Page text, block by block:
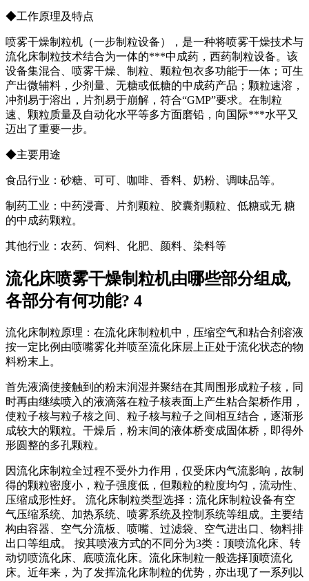
◆工作原理及特点
喷雾干燥制粒机（一步制粒设备），是一种将喷雾干燥技术与
流化床制粒技术结合为一体的***中成药，西药制粒设备。该
设备集混合、喷雾干燥、制粒、颗粒包衣多功能于一体；可生
产出微辅料，少剂量、无糖或低糖的中成药产品；颗粒速溶，
冲剂易于溶出，片剂易于崩解，符合“GMP”要求。在制粒
速、颗粒质量及自动化水平等多方面磨铅，向国际***水平又
迈出了重要一步。
◆主要用途
食品行业：砂糖、可可、咖啡、香料、奶粉、调味品等。
制药工业：中药浸膏、片剂颗粒、胶囊剂颗粒、低糖或无 糖
的中成药颗粒。
其他行业：农药、饲料、化肥、颜料、染料等
流化床喷雾干燥制粒机由哪些部分组成,
各部分有何功能? 4
流化床制粒原理：在流化床制粒机中，压缩空气和粘合剂溶液
按一定比例由喷嘴雾化并喷至流化床层上正处于流化状态的物
料粉末上。
首先液滴使接触到的粉末润湿并聚结在其周围形成粒子核，同
时再由继续喷入的液滴落在粒子核表面上产生粘合架桥作用，
使粒子核与粒子核之间、粒子核与粒子之间相互结合，逐渐形
成较大的颗粒。干燥后，粉末间的液体桥变成固体桥，即得外
形圆整的多孔颗粒。
因流化床制粒全过程不受外力作用，仅受床内气流影响，故制
得的颗粒密度小，粒子强度低，但颗粒的粒度均匀，流动性、
压缩成形性好。 流化床制粒类型选择：流化床制粒设备有空
气压缩系统、加热系统、喷雾系统及控制系统等组成。主要结
构由容器、空气分流板、喷嘴、过滤袋、空气进出口、物料排
出口等组成。 按其喷液方式的不同分为3类：顶喷流化床、转
动切喷流化床、底喷流化床。流化床制粒一般选择顶喷流化
床。近年来，为了发挥流化床制粒的优势，亦出现了一系列以